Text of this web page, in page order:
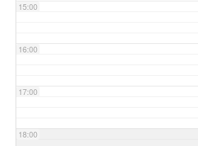
15:00
16:00
17:00
18:00